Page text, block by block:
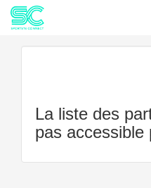
La liste des
pas accessible